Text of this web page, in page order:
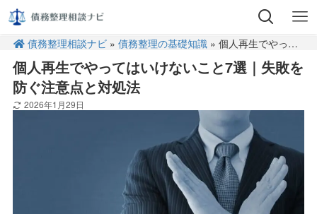
債務整理相談ナビ »債務整理の基礎知識 » 個人再生でやってはいけないこと7選｜失敗を防ぐ注意点と対処法
個人再生でやってはいけないこと7選｜失敗を
防ぐ注意点と対処法
2026年1月29日